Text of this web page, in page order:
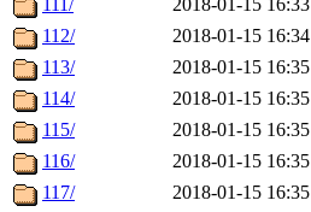
111/
2018-01-15 16:33
112/
2018-01-15 16:34
113/
2018-01-15 16:35
114/
2018-01-15 16:35
115/
2018-01-15 16:35
116/
2018-01-15 16:35
117/
2018-01-15 16:35